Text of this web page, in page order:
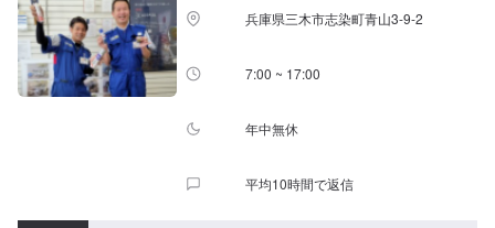
あります）◉石灰のシミ取り工場から待ってくる石灰の粉。放っておくと白い
汚れがこびりつきます。（コーティングの前段階で取れることも多い）※症状
によって別途お見積り。◉花粉のシミ取り塗装にこびりつく花粉。（夏まで放
っておくとなくなることがほとんどです）⚪︎施工価格（車サイズ）2,750円
（SSサイズ）2,970円（Sサイズ）3,310円（Mサイズ）3,620円（Lサイズ）
ェンダーキーパー（作業時間：50分〜）無塗装樹脂パーツをコートし色あせ
ガラス被膜でホイールをしっかり守ります。【シングル】（作業時間：50
りで5年耐久）⚪︎施工価格（車サイズ）49,900円（SSサイズ）55,100円（S
サイズ）60,400円（Mサイズ）64,400円（Lサイズ）70,900円（LLサイズ）
90,700円（XLサイズ）▶︎プレミアム仕様（細かい部分まで施工）⚪︎施工価格
（車サイズ）74,600円（SSサイズ）83,000円（Sサイズ）90,300円（Mサイ
ズ）96,600円（Lサイズ）106,100円（LLサイズ）136,500円（XLサイズ）＜
パーの下部のレジン被膜を2層重ねた三層コーティング！ノーメンテで3年耐
102,900円（LLサイズ）131,400円（XLサイズ）＜エコプラスダイヤモンド
兵庫県三木市志染町青山3-9-2
7:00 ~ 17:00
年中無休
平均10時間で返信